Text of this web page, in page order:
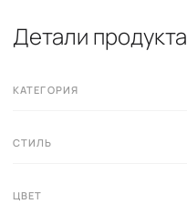
Детали продукта
КАТЕГОРИЯ
СТИЛЬ
ЦВЕТ